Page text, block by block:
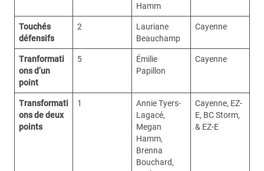
Hamm
Touchés
défensifs
2
Lauriane
Beauchamp
Cayenne
Tranformati
ons d’un
point
5
Émilie
Papillon
Cayenne
Transformati
ons de deux
points
1
Annie Tyers-
Lagacé,
Megan
Hamm,
Brenna
Bouchard,
Cayenne, EZ-
E, BC Storm,
& EZ-E